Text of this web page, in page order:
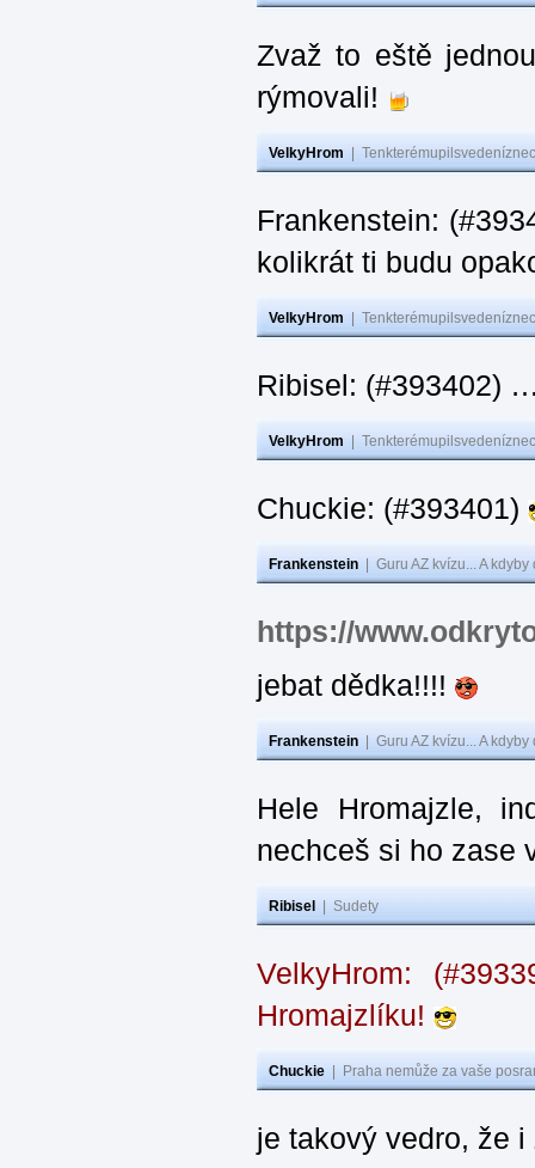
Zvaž to eště
rýmovali!
VelkyHrom
Frankenstein:
kolikrát ti budu
VelkyHrom
Ribisel: (#393402)
VelkyHrom
Chuckie: (#393401)
Frankenstein Guru AZ kvízu... A
https://
jebat dědka!!!!
Frankenstein Guru AZ kvízu... A
Hele Hromajzle,
nechceš si ho zase
Ribisel Sudety
VelkyHrom:
Hromajzlíku!
Chuckie Praha nemůže za vaše
je takový vedro, že